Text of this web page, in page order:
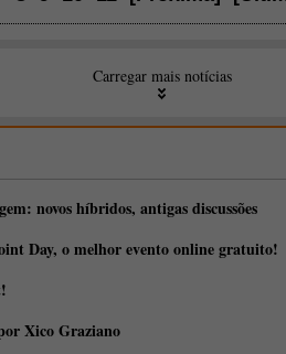
Carregar mais notícias
novos híbridos, antigas discussões
Day, o melhor evento online gratuito!
Xico Graziano